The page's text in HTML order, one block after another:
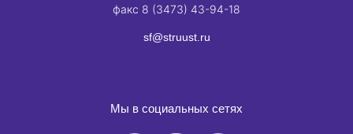
факс 8 (3473) 43-94-18
sf@struust.ru
Мы в социальных сетях